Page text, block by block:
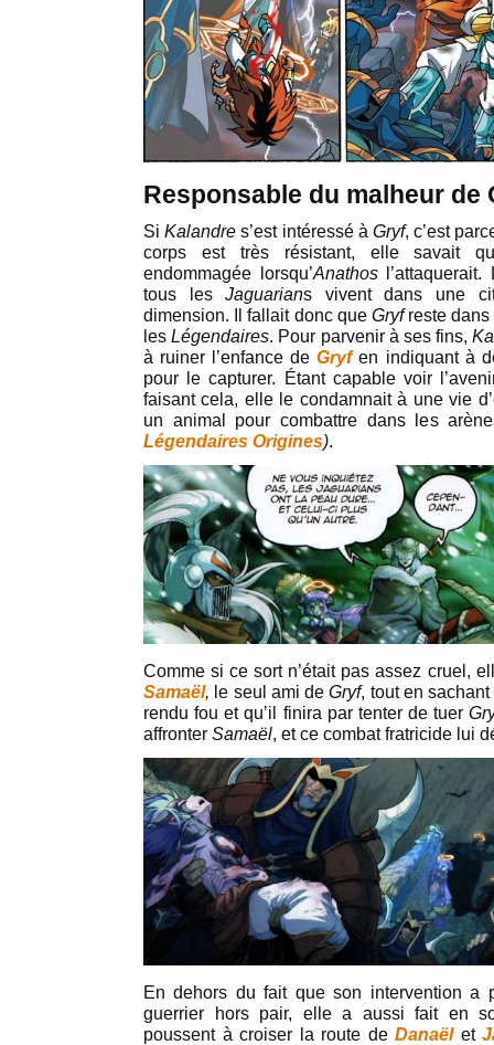
Responsable du malheur de
SiKalandre s’est intéressé à Gryf, c’est
corps est très résistant, elle savait
endommagée lorsqu’Anathosl’attaquerait.
tous lesJaguarians vivent dans une
dimension. Il fallait donc que Gryfreste dans
lesLégendaires. Pour parvenir à ses fins,
à ruiner l’enfance deGryf en indiquant à
pour le capturer. Étant capable voir
faisant cela, elle le condamnait à une vie
un animal pour combattre dans les
Légendaires Origines).
Comme si ce sort n’était pas assez cruel,
Samaël, le seul ami deGryf, tout en
rendu fou et qu’il finira par tenter de tuer
affronter Samaël, et ce combat fratricide lui
En dehors du fait que son intervention a
guerrier hors pair, elle a aussi fait en
poussent à croiser la route de Danaël et